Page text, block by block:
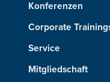
Konferenzen
Corporate
Service
Mitgliedschaft